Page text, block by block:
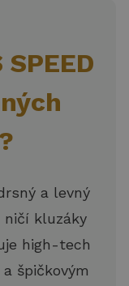
a levný
ničí kluzáky
high-tech
špičkovým